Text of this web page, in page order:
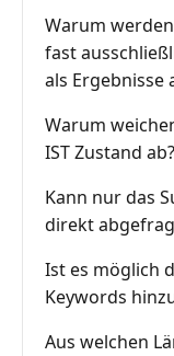
Warum
fast
als Ergebnisse
Warum
IST Zustand ab?
Kann nur das
direkt
Ist es möglich
Keywords
Aus welchen